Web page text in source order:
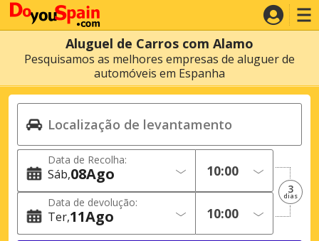
Aluguel de Carros com Alamo
Pesquisamos as melhores empresas de aluguer de
automóveis em Espanha
Data de Recolha:
Sáb 08Ago
Data de devolução:
Ter 11Ago
3
dias